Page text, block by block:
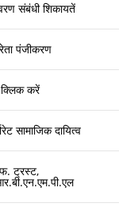
संबंधी शिकायतें
पंजीकरण
क्लिक करें
सामाजिक दायित्व
ट्रस्ट,